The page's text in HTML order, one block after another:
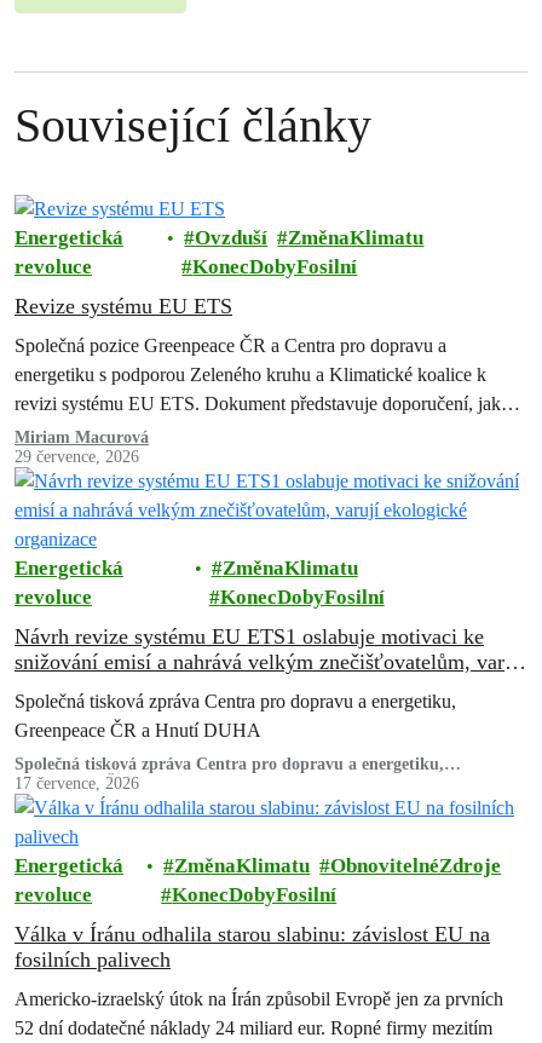
Související články
Energetická
revoluce
Ovzduší
ZměnaKlimatu
KonecDobyFosilní
Revize systému EU ETS
Společná pozice Greenpeace ČR a Centra pro dopravu a
energetiku s podporou Zeleného kruhu a Klimatické koalice k
revizi systému EU ETS. Dokument představuje doporučení, jak
zachovat a posílit systém…
Miriam Macurová
29 července, 2026
Energetická
revoluce
ZměnaKlimatu
KonecDobyFosilní
Návrh revize systému EU ETS1 oslabuje motivaci ke
snižování emisí a nahrává velkým znečišťovatelům, varují
Společná tisková zpráva Centra pro dopravu a energetiku,
Greenpeace ČR a Hnutí DUHA
Společná tisková zpráva Centra pro dopravu a energetiku,
Greenpeace ČR a Hnutí DUHA
17 července, 2026
Energetická
revoluce
ZměnaKlimatu
ObnovitelnéZdroje
KonecDobyFosilní
Válka v Íránu odhalila starou slabinu: závislost EU na
fosilních palivech
Americko-izraelský útok na Írán způsobil Evropě jen za prvních
52 dní dodatečné náklady 24 miliard eur. Ropné firmy mezitím